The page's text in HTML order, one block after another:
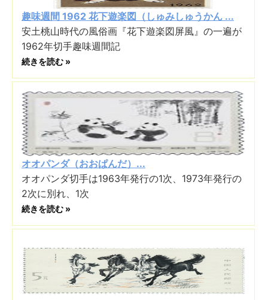
趣味週間 1962 花下遊楽図（しゅみしゅうかん ...
安土桃山時代の風俗画『花下遊楽図屏風』の一遍が
1962年切手趣味週間記
続きを読む »
オオパンダ（おおぱんだ）...
オオパンダ切手は1963年発行の1次、1973年発行の
2次に別れ、1次
続きを読む »